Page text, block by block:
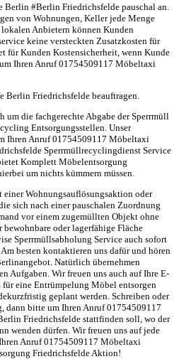
#Berlin Friedrichsfelde pauschal an.
von Wohnungen, Keller jede Menge
Anbietern können Kunden
keine versteckten Zusatzkosten für
für Kunden Kostensicherheit, wenn Kunde
Ihren Anruf 01754509117 Möbeltaxi
Berlin Friedrichsfelde beauftragen.
um die fachgerechte Abgabe der Sperrmüll
Entsorgungsstellen. Unser
Ihren Anruf 01754509117 Möbeltaxi
Sperrmüllrecyclingdienst Service
Komplett Möbelentsorgung
um nichts kümmern müssen.
Wohnungsauflösungsaktion oder
sich nach einer pauschalen Zuordnung
vor einem zugemüllten Objekt ohne
bewohnbare oder lagerfähige Fläche
Sperrmüllsabholung Service auch sofort
besten kontaktieren uns dafür und hören
Natürlich übernehmen
Aufgaben. Wir freuen uns auch auf Ihre E-
eine Entrümpelung Möbel entsorgen
geplant werden. Schreiben oder
dann bitte um Ihren Anruf 01754509117
Friedrichsfelde stattfinden soll, wo der
wenden dürfen. Wir freuen uns auf jede
Anruf 01754509117 Möbeltaxi
Friedrichsfelde Aktion!